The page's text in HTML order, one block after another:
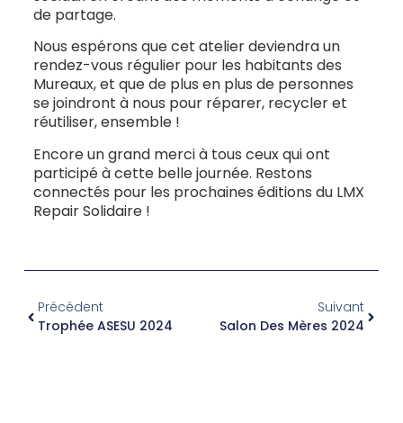
de partage.
Nous espérons que cet atelier deviendra un
rendez-vous régulier pour les habitants des
Mureaux, et que de plus en plus de personnes
se joindront à nous pour réparer, recycler et
réutiliser, ensemble !
Encore un grand merci à tous ceux qui ont
participé à cette belle journée. Restons
connectés pour les prochaines éditions du LMX
Repair Solidaire !
Précédent
Trophée ASESU 2024
Suivant
Salon Des Mères 2024